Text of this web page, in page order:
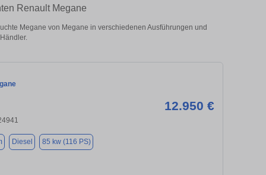
Renault Megane
Megane von Megane in verschiedenen Ausführungen und
12.950 €
Diesel 85 kw (116 PS)